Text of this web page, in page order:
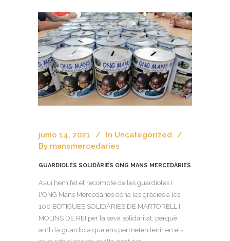
junio 14, 2021 In Uncategorized
By mansmercedaries
GUARDIOLES SOLIDÀRIES ONG MANS MERCEDÀRIES
Avui hem fet el recompte de les guardioles i
l'ONG Mans Mercedàries dóna les gràcies a les
100 BOTIGUES SOLIDÀRIES DE MARTORELL I
MOLINS DE REI per la seva solidaritat, perquè
amb la guardiola que ens permeten tenir en els